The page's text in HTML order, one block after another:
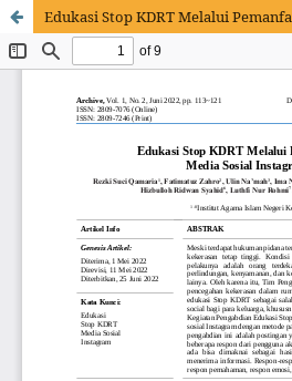
Edukasi Stop KDRT Melalui